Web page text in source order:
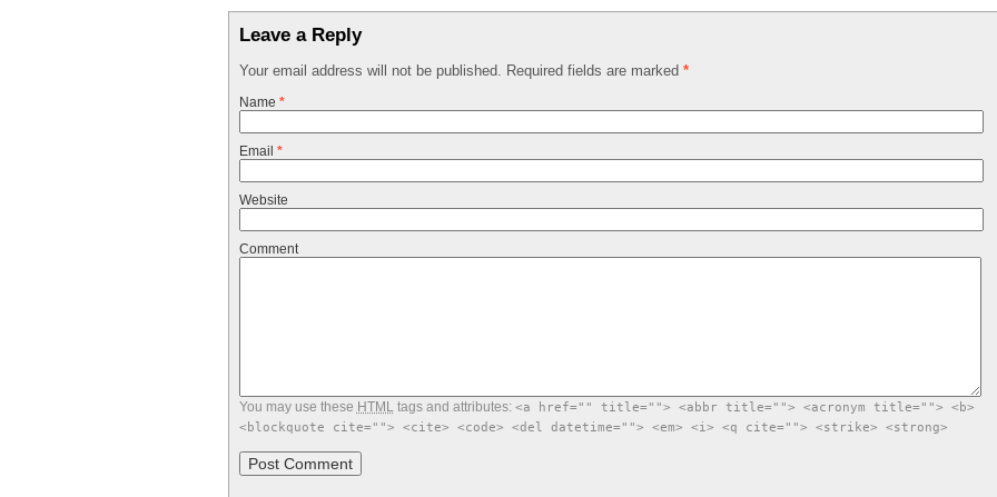
Leave a Reply
Your email address will not be published. Required fields are marked *
Name *
Email *
Website
Comment
You may use these HTMLtags and attributes: <a href="" title=""> <abbr title=""> <acronym title=""> <b>
<blockquote cite=""> <cite> <code> <del datetime=""> <em> <i> <q cite=""> <strike> <strong>